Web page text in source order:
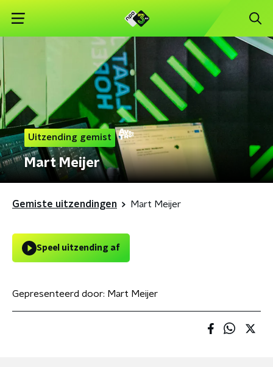
Uitzending gemist
Mart Meijer
Gemiste uitzendingen Mart Meijer
Speel uitzending af
Gepresenteerd door: Mart Meijer